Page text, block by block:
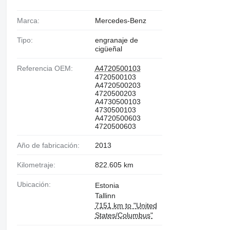
Marca: Mercedes-Benz
Tipo:
engranaje de
cigüeñal
Referencia OEM:
A4720500103
4720500103
A4720500203
4720500203
A4730500103
4730500103
A4720500603
4720500603
Año de fabricación: 2013
Kilometraje: 822.605 km
Ubicación:
Estonia
Tallinn
7151 km to "United
States/Columbus"